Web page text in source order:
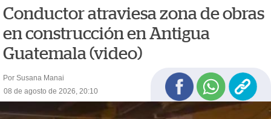
Conductor atraviesa zona de obras
en construcción en Antigua
Guatemala (video)
Por Susana Manai
08 de agosto de 2026, 20:10